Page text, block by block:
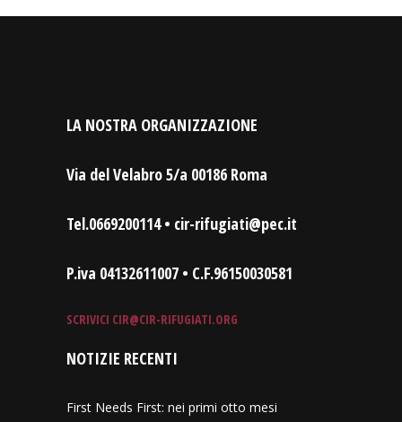
LA NOSTRA ORGANIZZAZIONE
Via del Velabro 5/a 00186 Roma
Tel.0669200114 • cir-rifugiati@pec.it
P.iva 04132611007 • C.F.96150030581
SCRIVICI CIR@CIR-RIFUGIATI.ORG
NOTIZIE RECENTI
First Needs First: nei primi otto mesi